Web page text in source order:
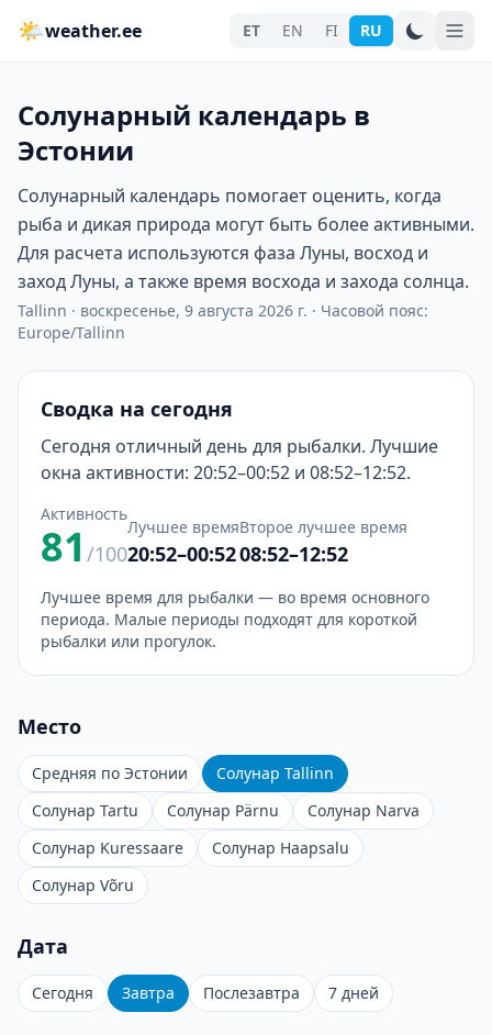
🌤weather.ee ET EN FI RU
Солунарный календарь в
Эстонии
Солунарный календарь помогает оценить, когда
рыба и дикая природа могут быть более активными.
Для расчета используются фаза Луны, восход и
заход Луны, а также время восхода и захода солнца.
Tallinn · воскресенье, 9 августа 2026 г. · Часовой пояс:
Europe/Tallinn
Сводка на сегодня
Сегодня отличный день для рыбалки. Лучшие
окна активности: 20:52–00:52 и 08:52–12:52.
Активность
81 /100
Лучшее время
20:52–00:52
Второе лучшее время
08:52–12:52
Лучшее время для рыбалки — во время основного
периода. Малые периоды подходят для короткой
рыбалки или прогулок.
Место
Средняя по Эстонии
Солунар Tallinn
Солунар Tartu
Солунар Pärnu
Солунар Narva
Солунар Kuressaare
Солунар Haapsalu
Солунар Võru
Дата
Сегодня Завтра Послезавтра 7 дней